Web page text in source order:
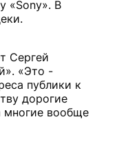
«Sony». В
Сергей
«Это -
публики к
дорогие
многие вообще